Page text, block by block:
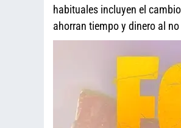
habituales incluyen el
ahorran tiempo y dinero al